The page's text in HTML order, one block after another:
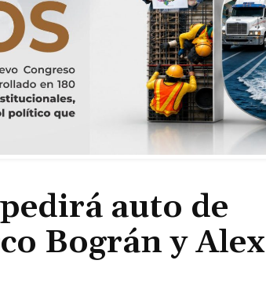
auto de
Bográn y Alex